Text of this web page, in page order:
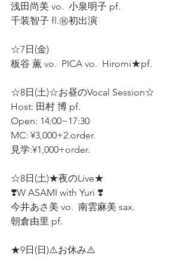
浅田尚美 vo.  小泉明子 pf.
千装智子 fl.㊗️初出演
☆7日(金)
板谷 薫 vo.  PICA vo.  Hiromi★pf.
☆8日(土)☆お昼のVocal Session☆
Host: 田村 博 pf.
Open: 14:00~17:30
MC: ¥3,000+2.order.
見学:¥1,000+order.
☆8日(土)★夜のLive★
❣️W ASAMI with Yuri ❣️
今井あさ美 vo.  南雲麻美 sax.
朝倉由里 pf.
★9日(日)⚠️お休み⚠️